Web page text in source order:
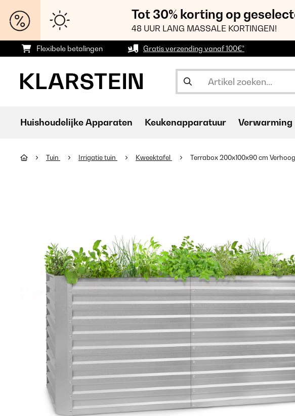
Tot 30% korting op
48 UUR LANG MASSALE KORTINGEN!
Flexibele betalingen Gratis verzending vanaf 100€*
Huishoudelijke Apparaten Keukenapparatuur Verwarming
Tuin Irrigatie tuin Kweektafel Terrabox 200x100x90 cm